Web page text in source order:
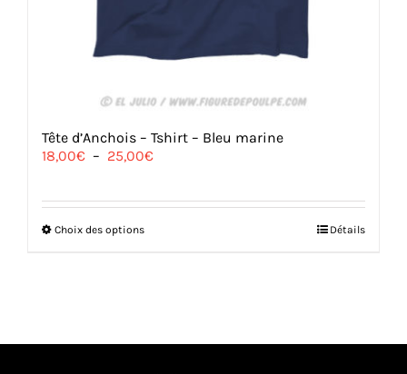
Tête d’Anchois – Tshirt – Bleu marine
18,00€ – 25,00€Plage
18,00€
Choix des optionsCe
peuvent
Détails